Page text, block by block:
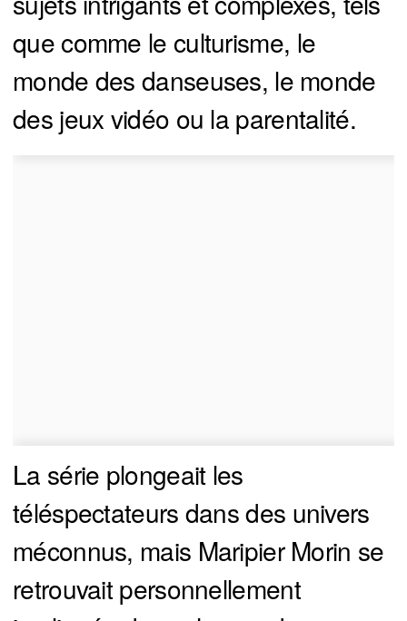
que comme le culturisme, le
monde des danseuses, le monde
des jeux vidéo ou la parentalité.
La série plongeait les
téléspectateurs dans des univers
méconnus, mais Maripier Morin se
retrouvait personnellement